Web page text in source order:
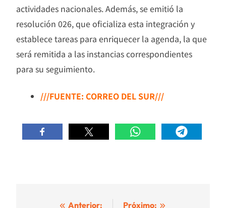
actividades nacionales. Además, se emitió la
resolución 026, que oficializa esta integración y
establece tareas para enriquecer la agenda, la que
será remitida a las instancias correspondientes
para su seguimiento.
///FUENTE: CORREO DEL SUR///
Anterior: Próximo: